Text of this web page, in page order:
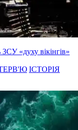
«духу вікінгів»
ІСТОРІЯ